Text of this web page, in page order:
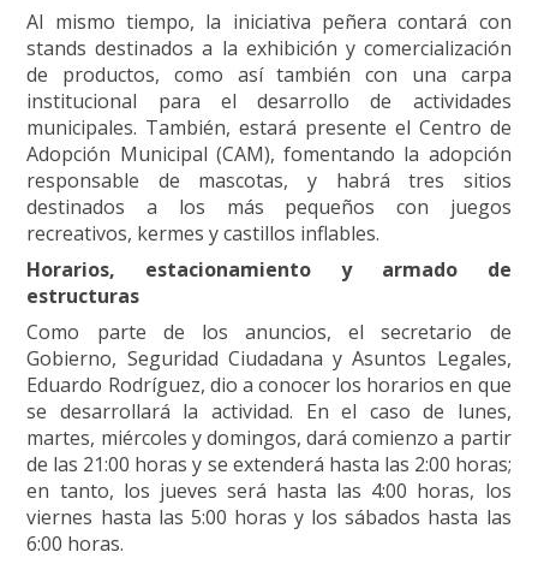
Al mismo tiempo, la iniciativa peñera contará con
stands destinados a la exhibición y comercialización
de productos, como así también con una carpa
institucional para el desarrollo de actividades
municipales. También, estará presente el Centro de
Adopción Municipal (CAM), fomentando la adopción
responsable de mascotas, y habrá tres sitios
destinados a los más pequeños con juegos
recreativos, kermes y castillos inflables.
Horarios, estacionamiento y armado de
estructuras
Como parte de los anuncios, el secretario de
Gobierno, Seguridad Ciudadana y Asuntos Legales,
Eduardo Rodríguez, dio a conocer los horarios en que
se desarrollará la actividad. En el caso de lunes,
martes, miércoles y domingos, dará comienzo a partir
de las 21:00 horas y se extenderá hasta las 2:00 horas;
en tanto, los jueves será hasta las 4:00 horas, los
viernes hasta las 5:00 horas y los sábados hasta las
6:00 horas.